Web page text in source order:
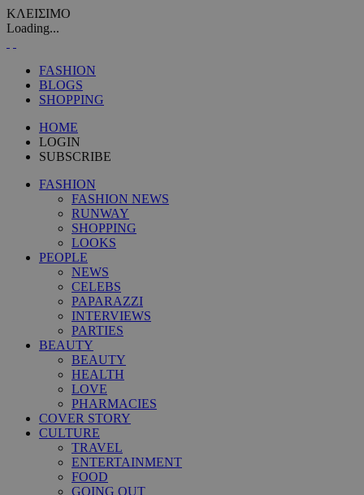
ΚΛΕΙΣΙΜΟ
Loading...
FASHION
BLOGS
SHOPPING
HOME
LOGIN
SUBSCRIBE
FASHION
FASHION NEWS
RUNWAY
SHOPPING
LOOKS
PEOPLE
NEWS
CELEBS
PAPARAZZI
INTERVIEWS
PARTIES
BEAUTY
BEAUTY
HEALTH
LOVE
PHARMACIES
COVER STORY
CULTURE
TRAVEL
ENTERTAINMENT
FOOD
GOING OUT